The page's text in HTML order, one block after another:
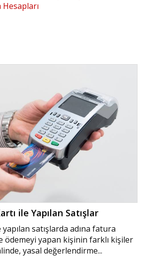
ile Yapılan Satışlar
satışlarda adına fatura
ödemeyi yapan kişinin farklı kişiler
yasal değerlendirme...